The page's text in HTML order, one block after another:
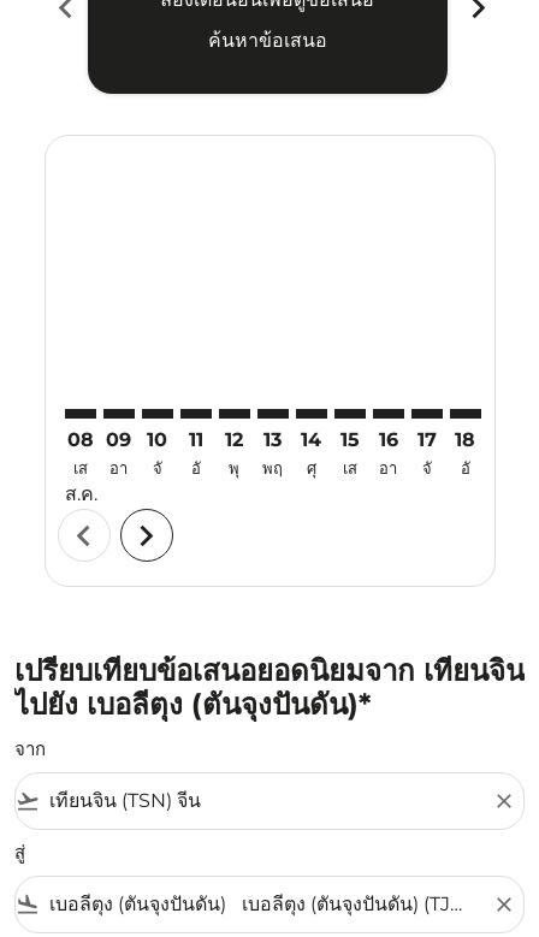
ค้นหาข้อเสนอ
08
เส
ส.ค.
09
อา
10
จั
11
อั
12
พุ
13
พฤ
14
ศุ
15
เส
16
อา
17
จั
18
อั
chevron_left chevron_right
เปรียบเทียบข้อเสนอยอดนิยมจาก เทียนจิน
ไปยัง เบอลีตุง (ตันจุงปันดัน)*
จาก
flight_takeoff close
สู่
flight_land close